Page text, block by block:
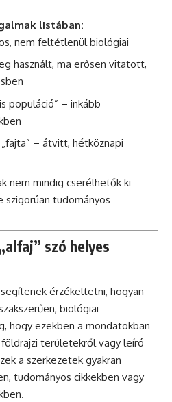
listában:
nem feltétlenül biológiai
használt, ma erősen vitatott,
populáció” – inkább
„fajta” – átvitt, hétköznapi
nem mindig cserélhetők ki
szigorúan tudományos
szó helyes
érzékeltetni, hogyan
biológiai
hogy ezekben a mondatokban
területekről vagy leíró
a szerkezetek gyakran
tudományos cikkekben vagy